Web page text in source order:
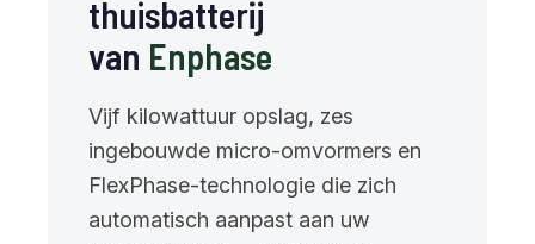
thuisbatterij
van Enphase
Vijf kilowattuur opslag, zes
ingebouwde micro-omvormers en
FlexPhase-technologie die zich
automatisch aanpast aan uw